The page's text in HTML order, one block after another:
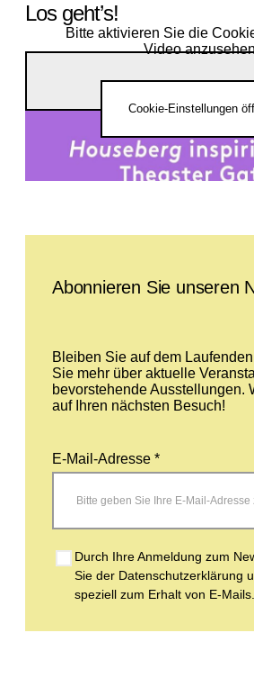
Los geht’s!
Bitte aktivieren Sie die
Video
Cookie-Einstellungen
Anne Leopoldleitet das Atelier im
Abonnieren Sie unseren
Bleiben Sie auf dem
Sie mehr über aktuelle
bevorstehende Ausstellungen.
auf Ihren nächsten Besuch!
E-Mail-Adresse *
Durch Ihre Anmeldung zum
Sie der Datenschutzerklärung
speziell zum Erhalt von E-Mails.